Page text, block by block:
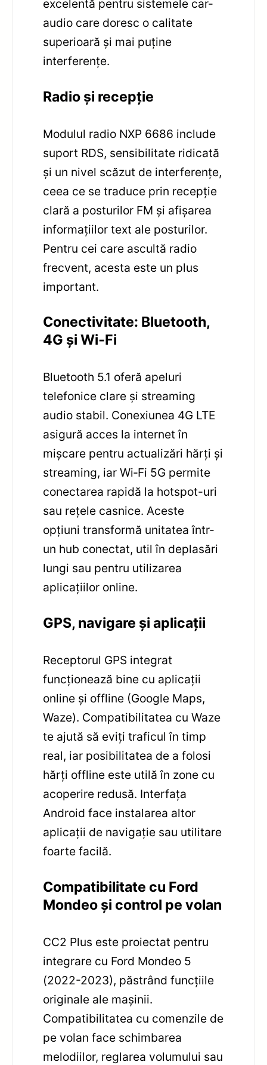
excelentă pentru sistemele car-
audio care doresc o calitate
superioară și mai puține
interferențe.
Radio și recepție
Modulul radio NXP 6686 include
suport RDS, sensibilitate ridicată
și un nivel scăzut de interferențe,
ceea ce se traduce prin recepție
clară a posturilor FM și afișarea
informațiilor text ale posturilor.
Pentru cei care ascultă radio
frecvent, acesta este un plus
important.
Conectivitate: Bluetooth,
4G și Wi‑Fi
Bluetooth 5.1 oferă apeluri
telefonice clare și streaming
audio stabil. Conexiunea 4G LTE
asigură acces la internet în
mișcare pentru actualizări hărți și
streaming, iar Wi‑Fi 5G permite
conectarea rapidă la hotspot-uri
sau rețele casnice. Aceste
opțiuni transformă unitatea într-
un hub conectat, util în deplasări
lungi sau pentru utilizarea
aplicațiilor online.
GPS, navigare și aplicații
Receptorul GPS integrat
funcționează bine cu aplicații
online și offline (Google Maps,
Waze). Compatibilitatea cu Waze
te ajută să eviți traficul în timp
real, iar posibilitatea de a folosi
hărți offline este utilă în zone cu
acoperire redusă. Interfața
Android face instalarea altor
aplicații de navigație sau utilitare
foarte facilă.
Compatibilitate cu Ford
Mondeo și control pe volan
CC2 Plus este proiectat pentru
integrare cu Ford Mondeo 5
(2022-2023), păstrând funcțiile
originale ale mașinii.
Compatibilitatea cu comenzile de
pe volan face schimbarea
melodiilor, reglarea volumului sau